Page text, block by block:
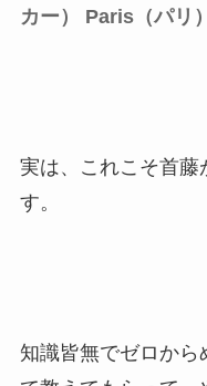
カー） Paris（パリ）
実は、これこそ首
す。
知識皆無でゼロか